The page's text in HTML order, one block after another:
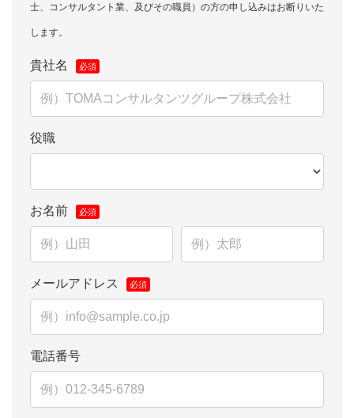
士、コンサルタント業、及びその職員）の方の申し込みはお断りいた
します。
貴社名
役職
お名前
メールアドレス
電話番号